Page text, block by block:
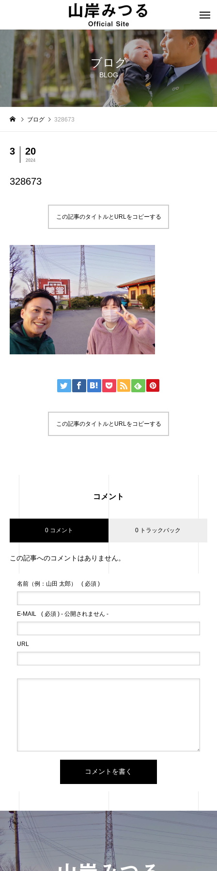
ブログ
BLOG
ブログ 328673
3 20
2024
328673
この記事のタイトルとURLをコピーする
この記事のタイトルとURLをコピーする
コメント
0 コメント 0 トラックバック
この記事へのコメントはありません。
名前（例：山田 太郎） ( 必須 )
E-MAIL ( 必須 ) - 公開されません -
URL